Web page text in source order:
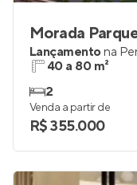
Morada
Lançamentona
40 a 80 m²
2
Venda a partir de
R$ 355.000